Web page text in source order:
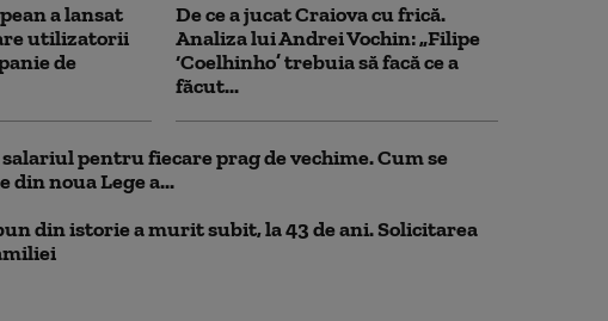
a lansat
utilizatorii
de
De ce a jucat Craiova cu frică.
Analiza lui Andrei Vochin: „Filipe
‘Coelhinho’ trebuia să facă ce a
făcut...
pentru fiecare prag de vechime. Cum se
din noua Lege a...
din istorie a murit subit, la 43 de ani. Solicitarea